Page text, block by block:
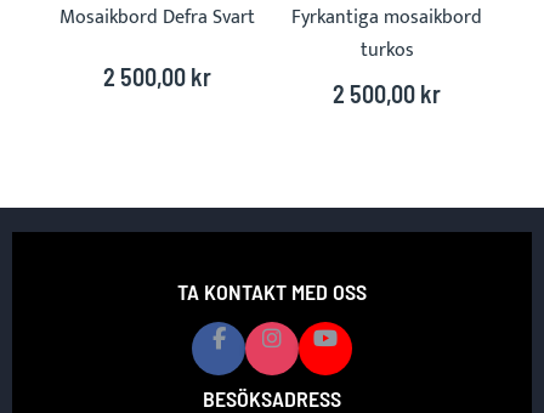
Mosaikbord Defra Svart
2 500,00 kr
Fyrkantiga mosaikbord
turkos
2 500,00 kr
TA KONTAKT MED OSS
BESÖKSADRESS